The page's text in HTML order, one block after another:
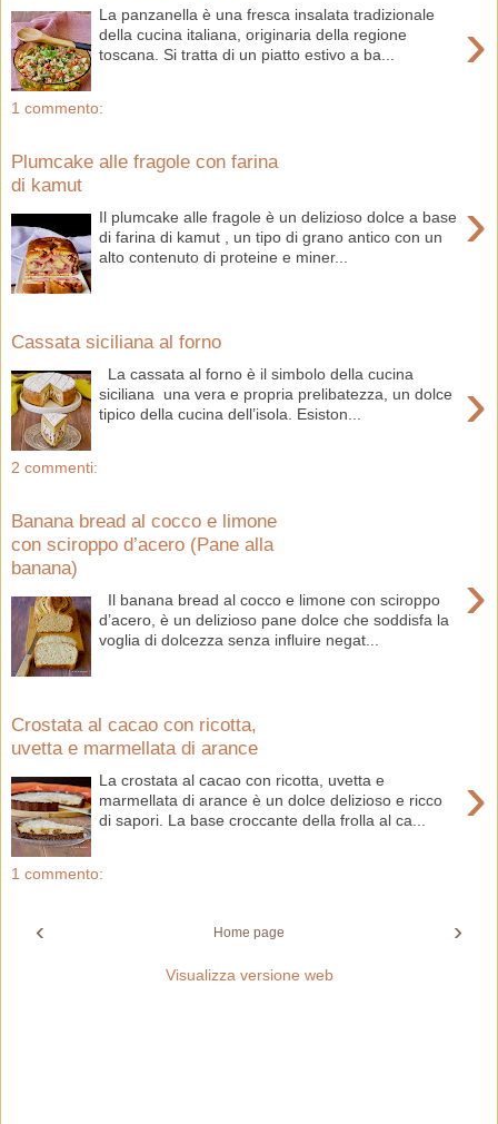
›
La panzanella è una fresca insalata tradizionale
della cucina italiana, originaria della regione
toscana. Si tratta di un piatto estivo a ba...
1 commento:
Plumcake alle fragole con farina
di kamut
›
Il plumcake alle fragole è un delizioso dolce a base
di farina di kamut , un tipo di grano antico con un
alto contenuto di proteine e miner...
Cassata siciliana al forno
›
La cassata al forno è il simbolo della cucina
siciliana una vera e propria prelibatezza, un dolce
tipico della cucina dell’isola. Esiston...
2 commenti:
Banana bread al cocco e limone
con sciroppo d’acero (Pane alla
banana)
›
Il banana bread al cocco e limone con sciroppo
d’acero, è un delizioso pane dolce che soddisfa la
voglia di dolcezza senza influire negat...
Crostata al cacao con ricotta,
uvetta e marmellata di arance
›
La crostata al cacao con ricotta, uvetta e
marmellata di arance è un dolce delizioso e ricco
di sapori. La base croccante della frolla al ca...
1 commento:
‹ ›
Home page
Visualizza versione web